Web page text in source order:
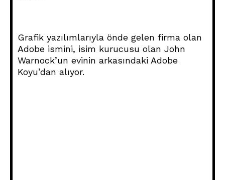
Grafik yazılımlarıyla önde gelen firma olan
Adobe ismini, isim kurucusu olan John
Warnock’un evinin arkasındaki Adobe
Koyu’dan alıyor.